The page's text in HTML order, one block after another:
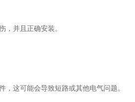
并且正确安装。
这可能会导致短路或其他电气问题。